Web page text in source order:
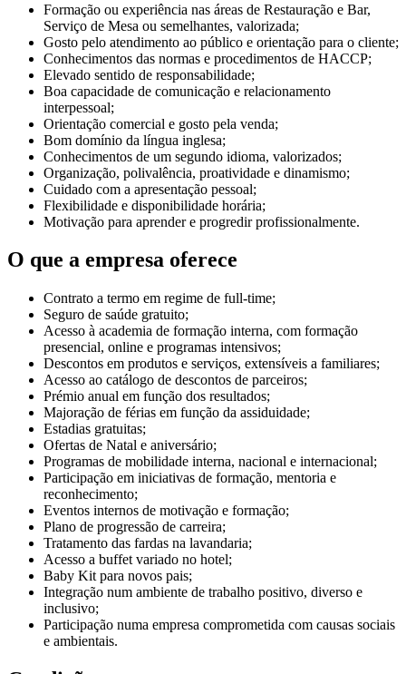
Formação ou experiência nas áreas de Restauração e Bar,
Serviço de Mesa ou semelhantes, valorizada;
Gosto pelo atendimento ao público e orientação para o cliente;
Conhecimentos das normas e procedimentos de HACCP;
Elevado sentido de responsabilidade;
Boa capacidade de comunicação e relacionamento
interpessoal;
Orientação comercial e gosto pela venda;
Bom domínio da língua inglesa;
Conhecimentos de um segundo idioma, valorizados;
Organização, polivalência, proatividade e dinamismo;
Cuidado com a apresentação pessoal;
Flexibilidade e disponibilidade horária;
Motivação para aprender e progredir profissionalmente.
O que a empresa oferece
Contrato a termo em regime de full-time;
Seguro de saúde gratuito;
Acesso à academia de formação interna, com formação
presencial, online e programas intensivos;
Descontos em produtos e serviços, extensíveis a familiares;
Acesso ao catálogo de descontos de parceiros;
Prémio anual em função dos resultados;
Majoração de férias em função da assiduidade;
Estadias gratuitas;
Ofertas de Natal e aniversário;
Programas de mobilidade interna, nacional e internacional;
Participação em iniciativas de formação, mentoria e
reconhecimento;
Eventos internos de motivação e formação;
Plano de progressão de carreira;
Tratamento das fardas na lavandaria;
Acesso a buffet variado no hotel;
Baby Kit para novos pais;
Integração num ambiente de trabalho positivo, diverso e
inclusivo;
Participação numa empresa comprometida com causas sociais
e ambientais.